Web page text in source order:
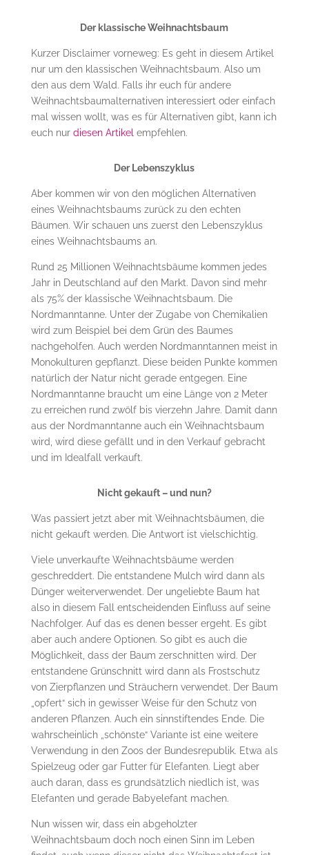
Der klassische Weihnachtsbaum
Kurzer Disclaimer vorneweg: Es geht in diesem Artikel
nur um den klassischen Weihnachtsbaum. Also um
den aus dem Wald. Falls ihr euch für andere
Weihnachtsbaumalternativen interessiert oder einfach
mal wissen wollt, was es für Alternativen gibt, kann ich
euch nur diesen Artikelempfehlen.
Der Lebenszyklus
Aber kommen wir von den möglichen Alternativen
eines Weihnachtsbaums zurück zu den echten
Bäumen. Wir schauen uns zuerst den Lebenszyklus
eines Weihnachtsbaums an.
Rund 25 Millionen Weihnachtsbäume kommen jedes
Jahr in Deutschland auf den Markt. Davon sind mehr
als 75% der klassische Weihnachtsbaum. Die
Nordmanntanne. Unter der Zugabe von Chemikalien
wird zum Beispiel bei dem Grün des Baumes
nachgeholfen. Auch werden Nordmanntannen meist in
Monokulturen gepflanzt. Diese beiden Punkte kommen
natürlich der Natur nicht gerade entgegen. Eine
Nordmanntanne braucht um eine Länge von 2 Meter
zu erreichen rund zwölf bis vierzehn Jahre. Damit dann
aus der Nordmanntanne auch ein Weihnachtsbaum
wird, wird diese gefällt und in den Verkauf gebracht
und im Idealfall verkauft.
Nicht gekauft – und nun?
Was passiert jetzt aber mit Weihnachtsbäumen, die
nicht gekauft werden. Die Antwort ist vielschichtig.
Viele unverkaufte Weihnachtsbäume werden
geschreddert. Die entstandene Mulch wird dann als
Dünger weiterverwendet. Der ungeliebte Baum hat
also in diesem Fall entscheidenden Einfluss auf seine
Nachfolger. Auf das es denen besser ergeht. Es gibt
aber auch andere Optionen. So gibt es auch die
Möglichkeit, dass der Baum zerschnitten wird. Der
entstandene Grünschnitt wird dann als Frostschutz
von Zierpflanzen und Sträuchern verwendet. Der Baum
„opfert“ sich in gewisser Weise für den Schutz von
anderen Pflanzen. Auch ein sinnstiftendes Ende. Die
wahrscheinlich „schönste“ Variante ist eine weitere
Verwendung in den Zoos der Bundesrepublik. Etwa als
Spielzeug oder gar Futter für Elefanten. Liegt aber
auch daran, dass es grundsätzlich niedlich ist, was
Elefanten und gerade Babyelefant machen.
Nun wissen wir, dass ein abgeholzter
Weihnachtsbaum doch noch einen Sinn im Leben